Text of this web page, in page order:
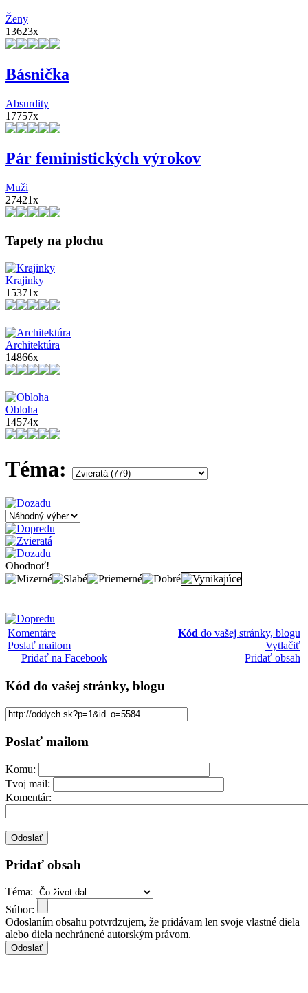
Ženy
13623x
Básnička
Absurdity
17757x
Pár feministických výrokov
Muži
27421x
Tapety na plochu
Krajinky
15371x
Architektúra
14866x
Obloha
14574x
Téma:
Ohodnoť!
Komentáre
Poslať mailom
Pridať na Facebook
Kód do vašej stránky, blogu
Vytlačiť
Pridať obsah
Kód do vašej stránky, blogu
Poslať mailom
Komu:
Tvoj mail:
Komentár:
Pridať obsah
Téma:
Súbor:
Odoslaním obsahu potvrdzujem, že pridávam len svoje vlastné diela
alebo diela nechránené autorským právom.